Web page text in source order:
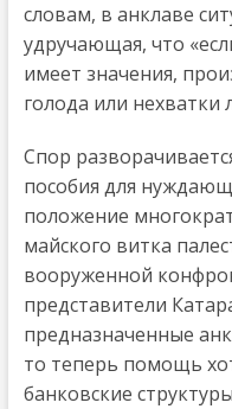
словам, в анклаве
удручающая, что
имеет значения,
голода или нехватки
Спор
пособия для
положение
майского витка
вооруженной
представители
предназначенные
то теперь помощь
банковские